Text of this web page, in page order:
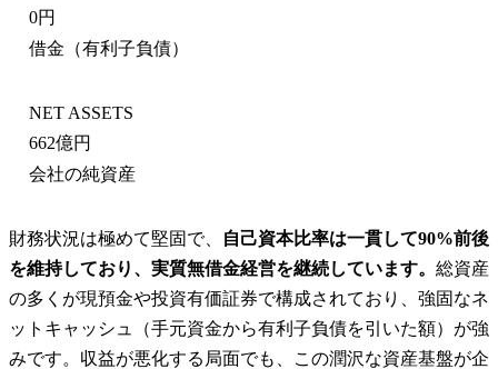
0円
借金（有利子負債）
NET ASSETS
662億円
会社の純資産
財務状況は極めて堅固で、
自己資本比率は一貫して90%前後
を維持しており、実質無借金経営を継続しています。 総資産
の多くが現預金や投資有価証券で構成されており、強固なネ
ットキャッシュ（手元資金から有利子負債を引いた額）が強
みです。収益が悪化する局面でも、この潤沢な資産基盤が企